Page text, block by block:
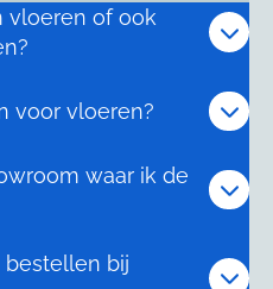
vloeren of ook
voor vloeren?
waar ik de
bestellen bij